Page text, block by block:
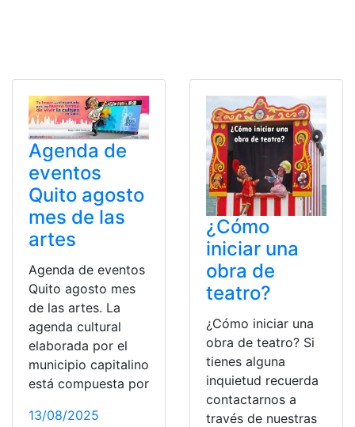
Agenda de
eventos
Quito agosto
mes de las
artes
Agenda de eventos
Quito agosto mes
de las artes. La
agenda cultural
elaborada por el
municipio capitalino
está compuesta por
13/08/2025
¿Cómo
iniciar una
obra de
teatro?
¿Cómo iniciar una
obra de teatro? Si
tienes alguna
inquietud recuerda
contactarnos a
través de nuestras